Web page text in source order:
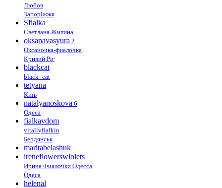
Любов
Запоріжжя
Sfialka
Светлана Жилина
oksanavasyura 2
Оксаночка-фиалочка
Кривий Ріг
blackcat
black_cat
tetyana
Київ
natalyanoskova 6
Одеса
fialkavdom
vitaliyfialkin
Бердянськ
maritabelashuk
ireneflowerswiolets
Ирина Фиалочки Одесса
Одеса
helenal